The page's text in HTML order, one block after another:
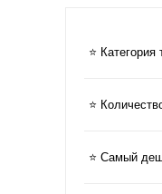
⭐ Категория
⭐
⭐ Самый